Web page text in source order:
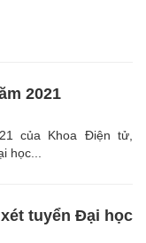
2021
của Khoa Điện tử,
học...
tuyển Đại học